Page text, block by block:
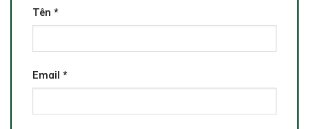
Tên *
Email *